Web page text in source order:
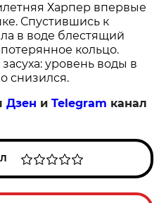
Харпер впервые
Спустившись к
в воде блестящий
кольцо.
уровень воды в
снизился.
Дзен иTelegram канал